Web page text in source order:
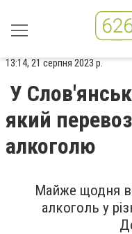
13:14, 21 серпня 2023 р.
У
який
алкоголю
Майже щодня
алкоголь у